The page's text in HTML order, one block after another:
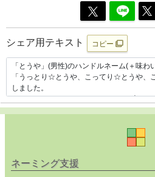
シェア用テキスト コピー
ネーミング支援